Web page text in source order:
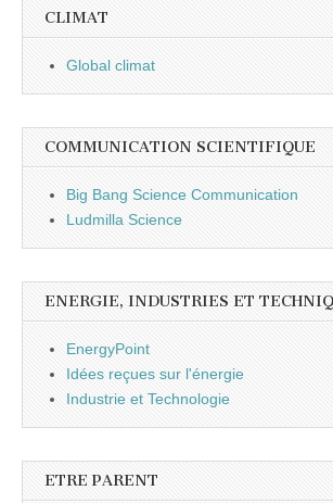
CLIMAT
Global climat
COMMUNICATION SCIENTIFIQUE
Big Bang Science Communication
Ludmilla Science
ENERGIE, INDUSTRIES ET
EnergyPoint
Idées reçues sur l'énergie
Industrie et Technologie
ETRE PARENT